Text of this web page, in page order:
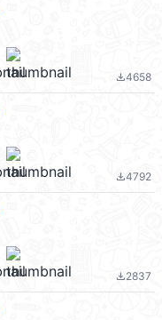
file_download4658
file_download4792
file_download2837